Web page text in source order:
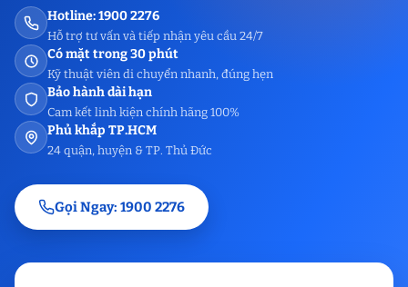
Hotline: 1900 2276
Hỗ trợ tư vấn và tiếp nhận yêu cầu 24/7
Có mặt trong 30 phút
Kỹ thuật viên di chuyển nhanh, đúng hẹn
Bảo hành dài hạn
Cam kết linh kiện chính hãng 100%
Phủ khắp TP.HCM
24 quận, huyện & TP. Thủ Đức
Gọi Ngay: 1900 2276